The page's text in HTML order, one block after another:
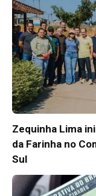
Zequinha Lima
da Farinha no
Sul